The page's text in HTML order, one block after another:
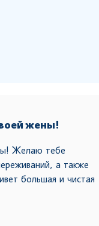
жены!
Желаю тебе
а также
большая и чистая